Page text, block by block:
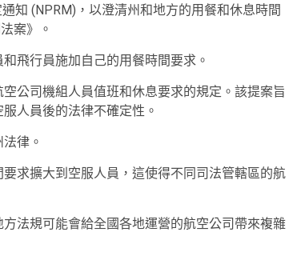
知 (NPRM)，以澄清州和地方的用餐和休息時間
案》。
飛行員施加自己的用餐時間要求。
公司機組人員值班和休息要求的規定。該提案旨
人員後的法律不確定性。
律。
求擴大到空服人員，這使得不同司法管轄區的航
法規可能會給全國各地運營的航空公司帶來複雜